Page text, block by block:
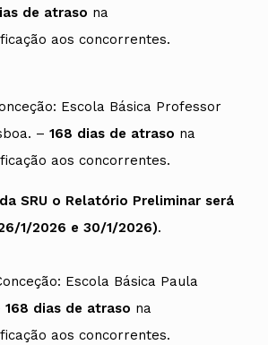
de atraso na
aos concorrentes.
Escola Básica Professor
– 168 dias de atraso na
aos concorrentes.
SRU o Relatório Preliminar será
1/2026 e 30/1/2026).
Escola Básica Paula
168 dias de atraso na
aos concorrentes.